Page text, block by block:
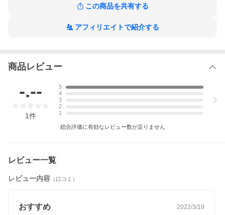
サイズ:着丈(cm)×身幅(cm)×裄丈(cm)
S(日本M):65×56×86
L(日本XL):70×64×91
この商品を共有する
アフィリエイトで紹介する
商品レビュー
-.--
1件
5
4
3
2
1
総合評価に有効なレビュー数が足りません
レビュー一覧
レビュー内容 （口コミ）
おすすめ 2022/3/19